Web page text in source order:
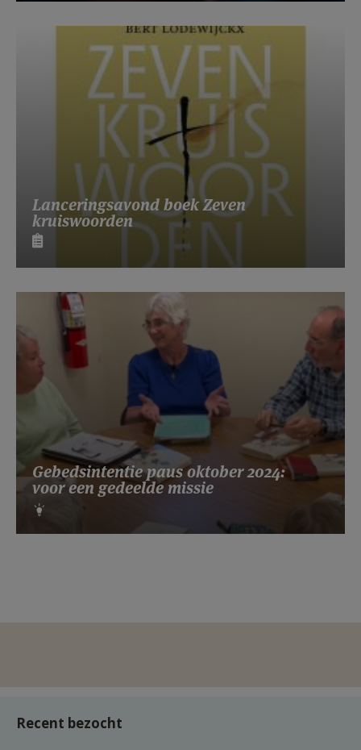
Lanceringsavond boek Zeven
kruiswoorden
Gebedsintentie paus oktober 2024:
voor een gedeelde missie
Recent bezocht